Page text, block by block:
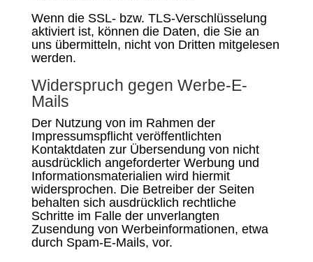
Wenn die SSL- bzw. TLS-Verschlüsselung
aktiviert ist, können die Daten, die Sie an
uns übermitteln, nicht von Dritten mitgelesen
werden.
Widerspruch gegen Werbe-E-
Mails
Der Nutzung von im Rahmen der
Impressumspflicht veröffentlichten
Kontaktdaten zur Übersendung von nicht
ausdrücklich angeforderter Werbung und
Informationsmaterialien wird hiermit
widersprochen. Die Betreiber der Seiten
behalten sich ausdrücklich rechtliche
Schritte im Falle der unverlangten
Zusendung von Werbeinformationen, etwa
durch Spam-E-Mails, vor.